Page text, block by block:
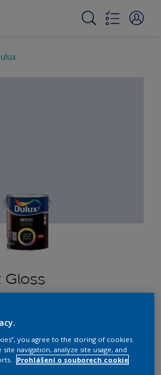
Gloss
Změnit odstín
you agree to the storing of cookies
navigation, analyze site usage, and
Prohlášení o souborech cookie